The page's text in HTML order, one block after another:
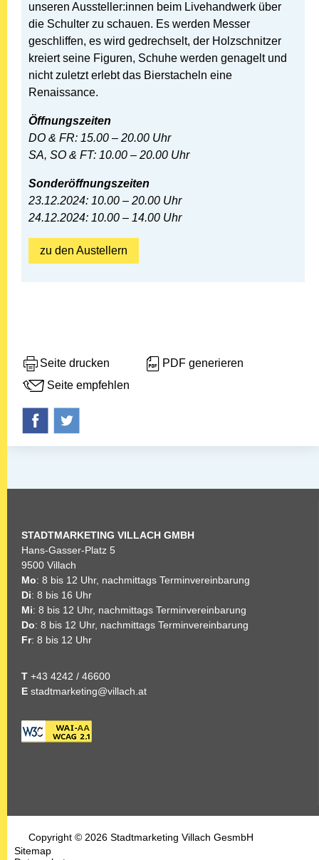
unseren Aussteller:innen beim Livehandwerk über
die Schulter zu schauen. Es werden Messer
geschliffen, es wird gedrechselt, der Holzschnitzer
kreiert seine Figuren, Schuhe werden genagelt und
nicht zuletzt erlebt das Bierstacheln eine
Renaissance.
Öffnungszeiten
DO & FR: 15.00 – 20.00 Uhr
SA, SO & FT: 10.00 – 20.00 Uhr
Sonderöffnungszeiten
23.12.2024: 10.00 – 20.00 Uhr
24.12.2024: 10.00 – 14.00 Uhr
zu den Austellern
Seite drucken
PDF generieren
Seite empfehlen
STADTMARKETING VILLACH GMBH
Hans-Gasser-Platz 5
9500 Villach
Mo: 8 bis 12 Uhr, nachmittags Terminvereinbarung
Di: 8 bis 16 Uhr
Mi: 8 bis 12 Uhr, nachmittags Terminvereinbarung
Do: 8 bis 12 Uhr, nachmittags Terminvereinbarung
Fr: 8 bis 12 Uhr
T +43 4242 / 46600
E stadtmarketing@villach.at
Copyright © 2026 Stadtmarketing Villach GesmbH
Sitemap